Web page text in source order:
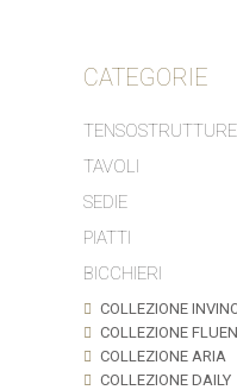
CATEGORIE
TENSOSTRUTTURE
TAVOLI
SEDIE
PIATTI
BICCHIERI
COLLEZIONE
COLLEZIONE
COLLEZIONE ARIA
COLLEZIONE DAILY